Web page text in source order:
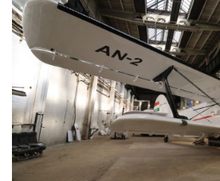
ZÖLDÚT
HAJÓZÁS
BLOG
ARCHÍVUM